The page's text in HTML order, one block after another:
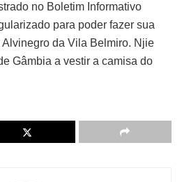
no Boletim Informativo
para poder fazer sua
da Vila Belmiro. Njie
Gâmbia a vestir a camisa do